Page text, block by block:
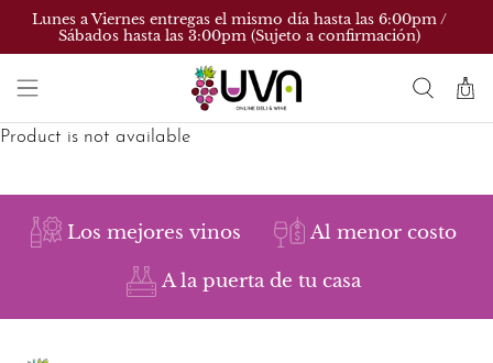
Lunes a Viernes entregas el mismo día hasta las 6:00pm /
Sábados hasta las 3:00pm (Sujeto a confirmación)
Product is not available
Los mejores vinos Al menor costo
A la puerta de tu casa